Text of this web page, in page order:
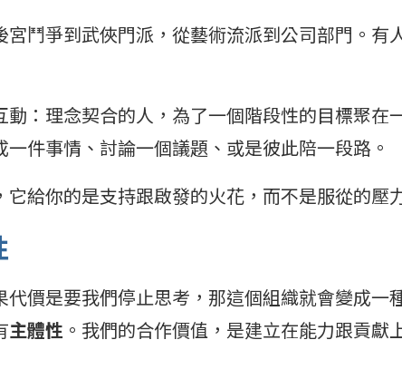
鬥爭到武俠門派，從藝術流派到公司部門。有
：理念契合的人，為了一個階段性的目標聚在
件事情、討論一個議題、或是彼此陪一段路。
給你的是支持跟啟發的火花，而不是服從的壓
價是要我們停止思考，那這個組織就會變成一
主體性 。我們的合作價值，是建立在能力跟貢獻